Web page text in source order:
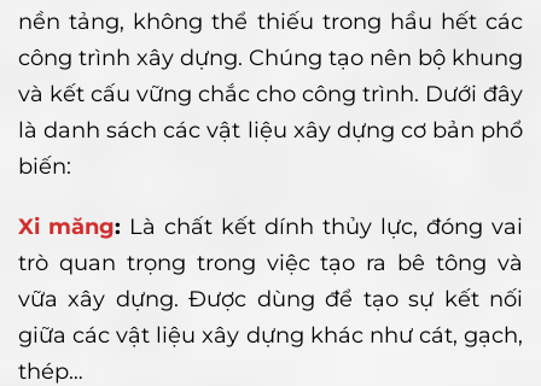
nền tảng, không thể thiếu trong hầu hết các
công trình xây dựng. Chúng tạo nên bộ khung
và kết cấu vững chắc cho công trình. Dưới đây
là danh sách các vật liệu xây dựng cơ bản phổ
biến:
Xi măng: Là chất kết dính thủy lực, đóng vai
trò quan trọng trong việc tạo ra bê tông và
vữa xây dựng. Được dùng để tạo sự kết nối
giữa các vật liệu xây dựng khác như cát, gạch,
thép…